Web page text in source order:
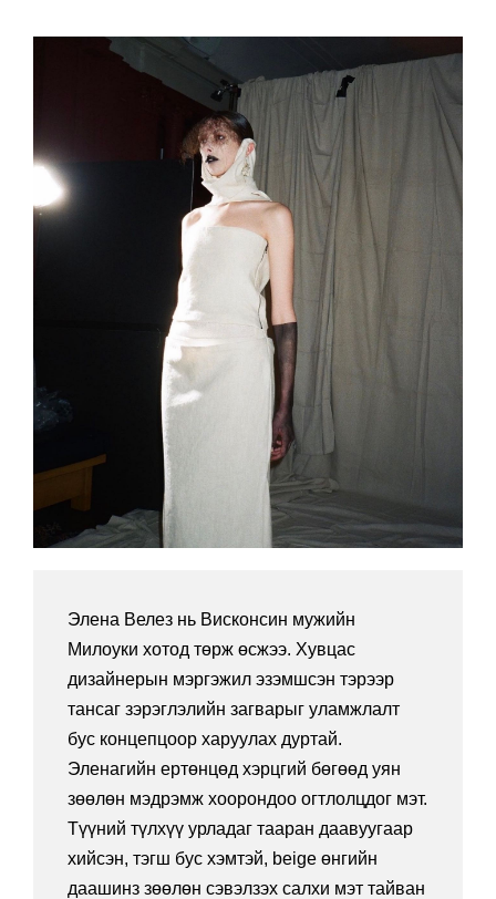
Элена Велез нь Висконсин мужийн
Милоуки хотод төрж өсжээ. Хувцас
дизайнерын мэргэжил эзэмшсэн тэрээр
тансаг зэрэглэлийн загварыг уламжлалт
бус концепцоор харуулах дуртай.
Эленагийн ертөнцөд хэрцгий бөгөөд уян
зөөлөн мэдрэмж хоорондоо огтлолцдог мэт.
Түүний түлхүү урладаг тааран даавуугаар
хийсэн, тэгш бус хэмтэй, beige өнгийн
даашинз зөөлөн сэвэлзэх салхи мэт тайван